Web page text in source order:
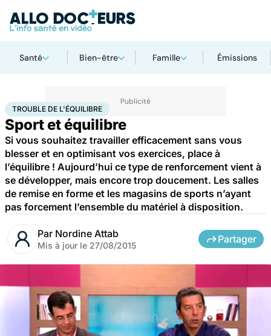
Santé Bien-être Famille Émissions
AccueilBien-êtreSport santé Trouble de l'équilibre
TROUBLE DE L'ÉQUILIBRE
Sport et équilibre
Si vous souhaitez travailler efficacement sans vous
blesser et en optimisant vos exercices, place à
l’équilibre ! Aujourd’hui ce type de renforcement vient à
se développer, mais encore trop doucement. Les salles
de remise en forme et les magasins de sports n’ayant
pas forcement l’ensemble du matériel à disposition.
Par Nordine Attab
Mis à jour le 27/08/2015
Partager